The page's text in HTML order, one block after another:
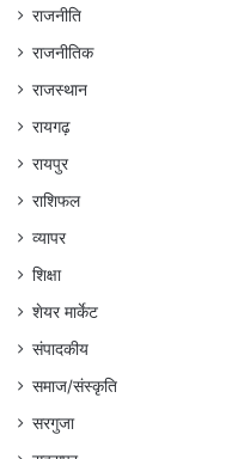
राजनीति
राजनीतिक
राजस्थान
रायगढ़
रायपुर
राशिफल
व्यापर
शिक्षा
शेयर मार्केट
संपादकीय
समाज/संस्कृति
सरगुजा